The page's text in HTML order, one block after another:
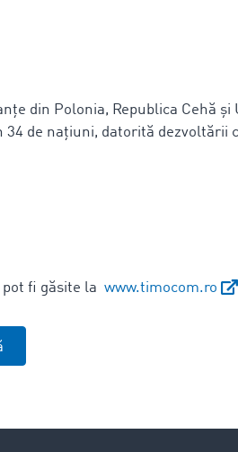
din Polonia, Republica Cehă
34 de națiuni, datorită dezvoltării
fi găsite la www.timocom.ro